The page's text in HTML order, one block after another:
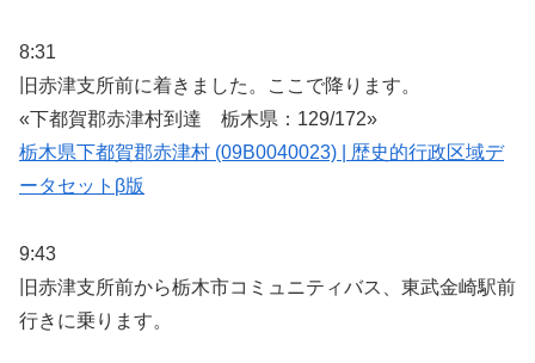
8:31
旧赤津支所前に着きました。ここで降ります。
«下都賀郡赤津村到達 栃木県：129/172»
栃木県下都賀郡赤津村 (09B0040023) | 歴史的行政区域デ
ータセットβ版
9:43
旧赤津支所前から栃木市コミュニティバス、東武金崎駅前
行きに乗ります。